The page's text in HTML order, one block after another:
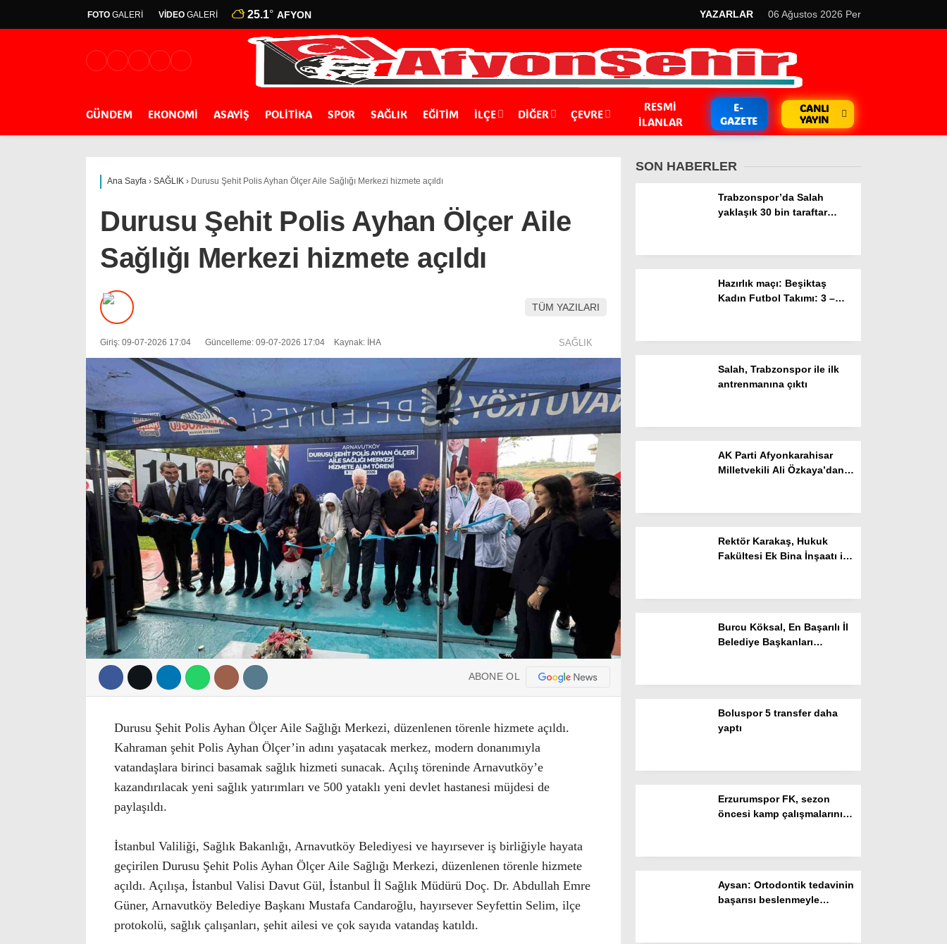
EKONOMİ
Namaz Vakitleri
Nöbetçi Eczaneler
SPOR
Magazin
Hava Durumu
Künye
Teknoloji
FOTO GALERİ VİDEO GALERİ 25.1° AFYON YAZARLAR 06 Ağustos 2026 Per
GÜNDEM EKONOMİ ASAYİŞ POLİTİKA SPOR SAĞLIK EĞİTİM İLÇE DIĞER ÇEVRE
RESMI
İLANLAR
E-
GAZETE
CANLI
YAYIN
Ana Sayfa › SAĞLIK › Durusu Şehit Polis Ayhan Ölçer Aile Sağlığı Merkezi hizmete açıldı
Durusu Şehit Polis Ayhan Ölçer Aile
Sağlığı Merkezi hizmete açıldı
TÜM YAZILARI
Giriş: 09-07-2026 17:04 Güncelleme: 09-07-2026 17:04 Kaynak: İHA SAĞLIK
ABONE OL
Durusu Şehit Polis Ayhan Ölçer Aile Sağlığı Merkezi, düzenlenen törenle hizmete açıldı.
Kahraman şehit Polis Ayhan Ölçer’in adını yaşatacak merkez, modern donanımıyla
vatandaşlara birinci basamak sağlık hizmeti sunacak. Açılış töreninde Arnavutköy’e
kazandırılacak yeni sağlık yatırımları ve 500 yataklı yeni devlet hastanesi müjdesi de
paylaşıldı.
İstanbul Valiliği, Sağlık Bakanlığı, Arnavutköy Belediyesi ve hayırsever iş birliğiyle hayata
geçirilen Durusu Şehit Polis Ayhan Ölçer Aile Sağlığı Merkezi, düzenlenen törenle hizmete
açıldı. Açılışa, İstanbul Valisi Davut Gül, İstanbul İl Sağlık Müdürü Doç. Dr. Abdullah Emre
Güner, Arnavutköy Belediye Başkanı Mustafa Candaroğlu, hayırsever Seyfettin Selim, ilçe
protokolü, sağlık çalışanları, şehit ailesi ve çok sayıda vatandaş katıldı.
SON HABERLER
Trabzonspor’da Salah
yaklaşık 30 bin taraftar
Hazırlık maçı: Beşiktaş
Kadın Futbol Takımı: 3 –
Salah, Trabzonspor ile ilk
antrenmanına çıktı
AK Parti Afyonkarahisar
Milletvekili Ali Özkaya’dan
Rektör Karakaş, Hukuk
Fakültesi Ek Bina İnşaatı ile
Burcu Köksal, En Başarılı İl
Belediye Başkanları
Boluspor 5 transfer daha
yaptı
Erzurumspor FK, sezon
öncesi kamp çalışmalarını
Aysan: Ortodontik tedavinin
başarısı beslenmeyle